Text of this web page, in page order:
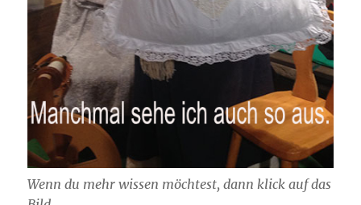
Wenn du mehr wissen möchtest, dann klick auf das